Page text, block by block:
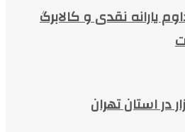
یارانه نقدی و کالابرگ
در استان تهران